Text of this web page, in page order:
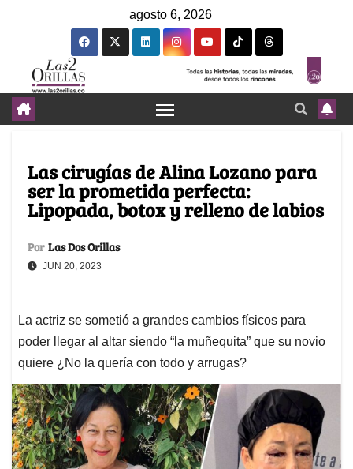
agosto 6, 2026
Las cirugías de Alina Lozano para
ser la prometida perfecta:
Lipopada, botox y relleno de labios
Por Las Dos Orillas
JUN 20, 2023
La actriz se sometió a grandes cambios físicos para
poder llegar al altar siendo “la muñequita” que su novio
quiere ¿No la quería con todo y arrugas?